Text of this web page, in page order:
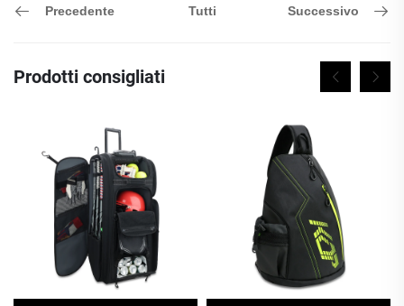
Precedente Tutti Successivo
Prodotti consigliati